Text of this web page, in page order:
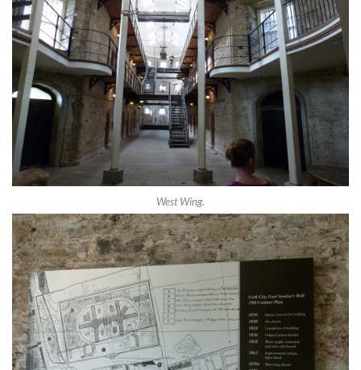
West Wing.